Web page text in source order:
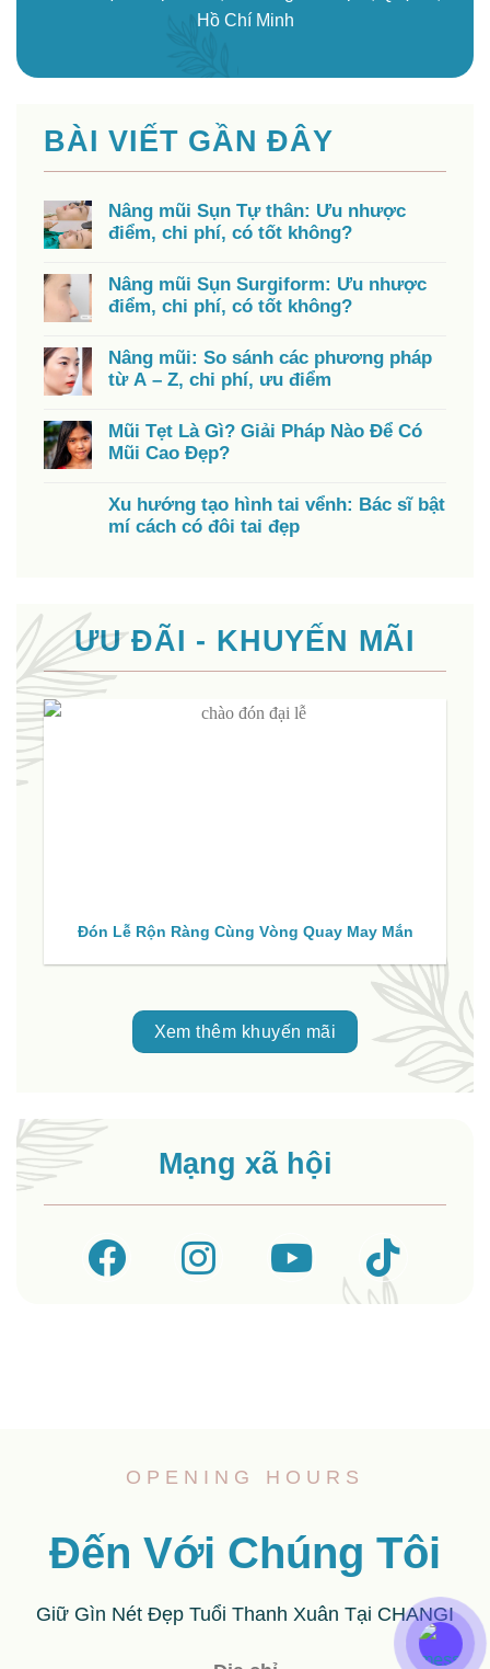
Hồ Chí Minh
BÀI VIẾT GẦN ĐÂY
Nâng mũi Sụn Tự thân: Ưu nhược
điểm, chi phí, có tốt không?
Nâng mũi Sụn Surgiform: Ưu nhược
điểm, chi phí, có tốt không?
Nâng mũi: So sánh các phương pháp
từ A – Z, chi phí, ưu điểm
Mũi Tẹt Là Gì? Giải Pháp Nào Để Có
Mũi Cao Đẹp?
Xu hướng tạo hình tai vểnh: Bác sĩ bật
mí cách có đôi tai đẹp
ƯU ĐÃI - KHUYẾN MÃI
Đón Lễ Rộn Ràng Cùng Vòng Quay May Mắn
Xem thêm khuyến mãi
Mạng xã hội
OPENING HOURS
Đến Với Chúng Tôi
Giữ Gìn Nét Đẹp Tuổi Thanh Xuân Tại CHANGI